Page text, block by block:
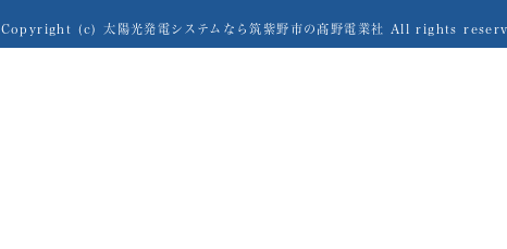
Copyright (c) 太陽光発電システムなら筑紫野市の髙野電業社 All rights